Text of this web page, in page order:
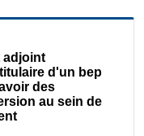
adjoint
d'un bep
des
au sein de